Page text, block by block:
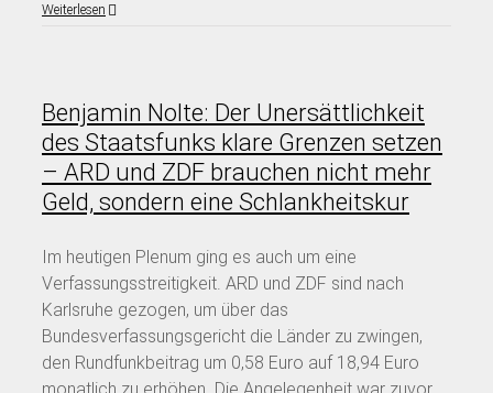
Weiterlesen
Benjamin Nolte: Der Unersättlichkeit
des Staatsfunks klare Grenzen setzen
– ARD und ZDF brauchen nicht mehr
Geld, sondern eine Schlankheitskur
Im heutigen Plenum ging es auch um eine
Verfassungsstreitigkeit. ARD und ZDF sind nach
Karlsruhe gezogen, um über das
Bundesverfassungsgericht die Länder zu zwingen,
den Rundfunkbeitrag um 0,58 Euro auf 18,94 Euro
monatlich zu erhöhen. Die Angelegenheit war zuvor